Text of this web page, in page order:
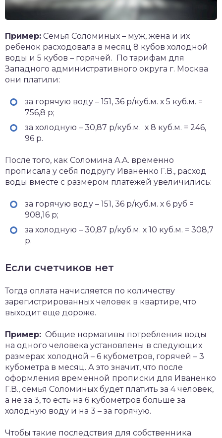
Пример: Семья Соломиных – муж, жена и их
ребенок расходовала в месяц 8 кубов холодной
воды и 5 кубов – горячей. По тарифам для
Западного административного округа г. Москва
они платили:
за горячую воду – 151, 36 р/куб.м. х 5 куб.м. =
756,8 р;
за холодную – 30,87 р/куб.м. х 8 куб.м. = 246,
96 р.
После того, как Соломина А.А. временно
прописала у себя подругу Иваненко Г.В., расход
воды вместе с размером платежей увеличились:
за горячую воду – 151, 36 р/куб.м. х 6 руб =
908,16 р;
за холодную – 30,87 р/куб.м. х 10 куб.м. = 308,7
р.
Если счетчиков нет
Тогда оплата начисляется по количеству
зарегистрированных человек в квартире, что
выходит еще дороже.
Пример: Общие нормативы потребления воды
на одного человека установлены в следующих
размерах: холодной – 6 кубометров, горячей – 3
кубометра в месяц. А это значит, что после
оформления временной прописки для Иваненко
Г.В., семья Соломиных будет платить за 4 человек,
а не за 3, то есть на 6 кубометров больше за
холодную воду и на 3 – за горячую.
Чтобы такие последствия для собственника